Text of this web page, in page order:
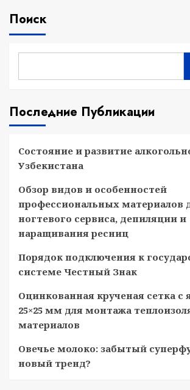
Поиск
Последние Публикации
Состояние и развитие
Узбекистана
Обзор видов и особенностей
профессиональных материалов
ногтевого сервиса, депиляции и
наращивания ресниц
Порядок подключения к
системе Честный Знак
Оцинкованная крученая сетка с
25×25 мм для монтажа
материалов
Овечье молоко: забытый
новый тренд?